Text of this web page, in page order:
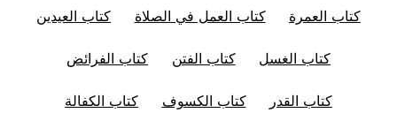
كتاب العمرة كتاب العمل في الصلاة كتاب العيدين
كتاب الغسل كتاب الفتن كتاب الفرائض
كتاب القدر كتاب الكسوف كتاب الكفالة